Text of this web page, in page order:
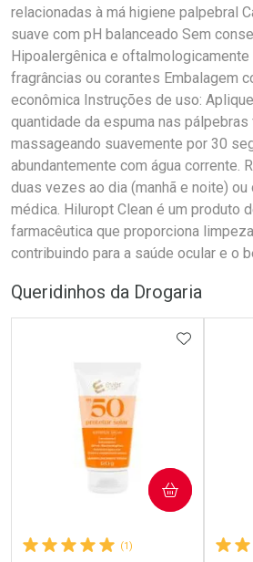
relacionadas à má higiene palpebral
suave com pH balanceado Sem
Hipoalergênica e
fragrâncias ou corantes Embalagem
econômica Instruções de uso:
quantidade da espuma nas pálpebras
massageando suavemente por 30
abundantemente com água corrente.
duas vezes ao dia (manhã e noite)
médica. Hiluropt Clean é um produto
farmacêutica que proporciona
contribuindo para a saúde ocular e o
Queridinhos da Drogaria
(1)
COMPRAR